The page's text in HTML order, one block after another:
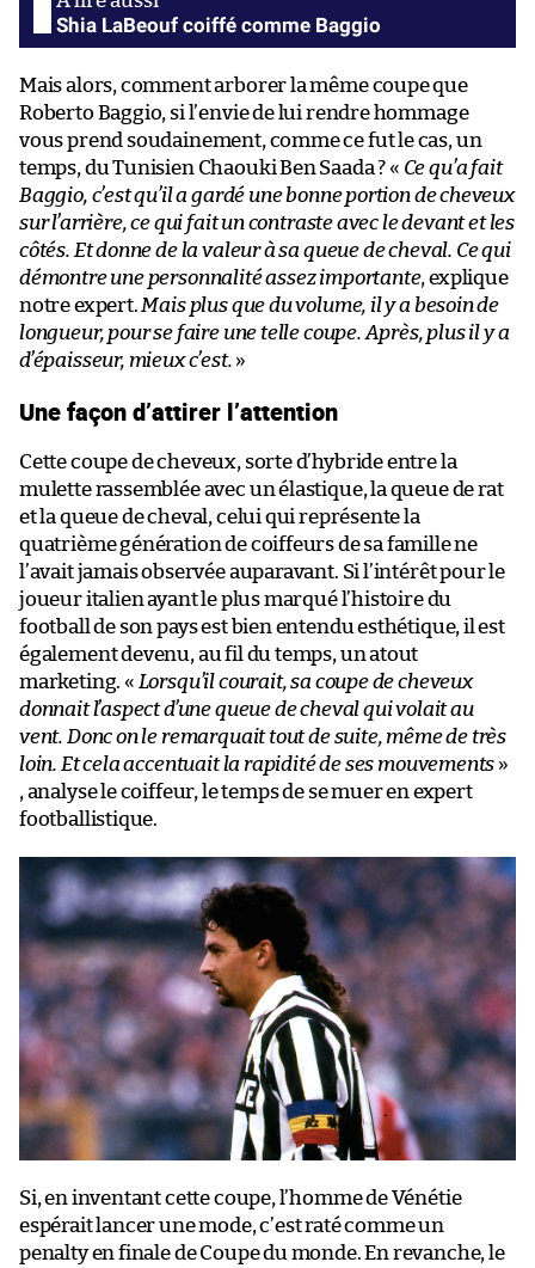
Shia LaBeouf coiffé comme Baggio
Mais alors, comment arborer la même coupe que
Roberto Baggio, si l’envie de lui rendre hommage
vous prend soudainement, comme ce fut le cas, un
temps, du Tunisien Chaouki Ben Saada ? « Ce qu’a fait
Baggio, c’est qu’il a gardé une bonne portion de cheveux
sur l’arrière, ce qui fait un contraste avec le devant et les
côtés. Et donne de la valeur à sa queue de cheval. Ce qui
démontre une personnalité assez importante, explique
notre expert. Mais plus que du volume, il y a besoin de
longueur, pour se faire une telle coupe. Après, plus il y a
d’épaisseur, mieux c’est. »
Une façon d’attirer l’attention
Cette coupe de cheveux, sorte d’hybride entre la
mulette rassemblée avec un élastique, la queue de rat
et la queue de cheval, celui qui représente la
quatrième génération de coiffeurs de sa famille ne
l’avait jamais observée auparavant. Si l’intérêt pour le
joueur italien ayant le plus marqué l’histoire du
football de son pays est bien entendu esthétique, il est
également devenu, au fil du temps, un atout
marketing. « Lorsqu’il courait, sa coupe de cheveux
donnait l’aspect d’une queue de cheval qui volait au
vent. Donc on le remarquait tout de suite, même de très
loin. Et cela accentuait la rapidité de ses mouvements »
, analyse le coiffeur, le temps de se muer en expert
footballistique.
Si, en inventant cette coupe, l’homme de Vénétie
espérait lancer une mode, c’est raté comme un
penalty en finale de Coupe du monde. En revanche, le